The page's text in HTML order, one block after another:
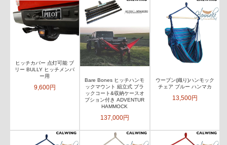
ヒッチカバー 点灯可能 ブ
リー BULLY ヒッチメンバ
ー用
9,600円
Bare Bones ヒッチハンモ
ックマウント 組立式 ブラ
ックコート&収納ケースオ
プション付き ADVENTUR
HAMMOCK
137,000円
ウーブン(織り)ハンモック
チェア ブルー ハンマカ
13,500円